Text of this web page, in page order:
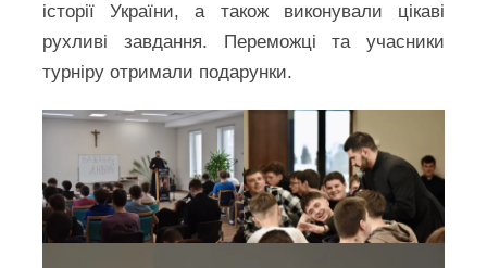
історії України, а також виконували цікаві
рухливі завдання. Переможці та учасники
турніру отримали подарунки.